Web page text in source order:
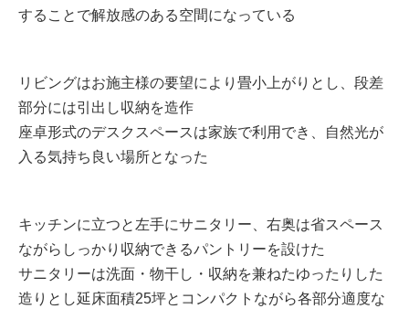
することで解放感のある空間になっている
リビングはお施主様の要望により畳小上がりとし、段差
部分には引出し収納を造作
座卓形式のデスクスペースは家族で利用でき、自然光が
入る気持ち良い場所となった
キッチンに立つと左手にサニタリー、右奥は省スペース
ながらしっかり収納できるパントリーを設けた
サニタリーは洗面・物干し・収納を兼ねたゆったりした
造りとし延床面積25坪とコンパクトながら各部分適度な